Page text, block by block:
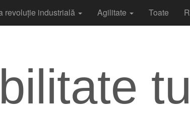
revoluție industrială Agilitate Toate